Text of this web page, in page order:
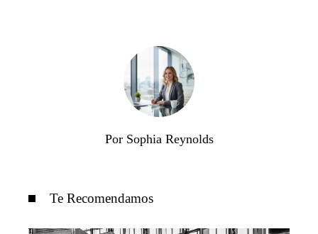
Por Sophia Reynolds
Te Recomendamos